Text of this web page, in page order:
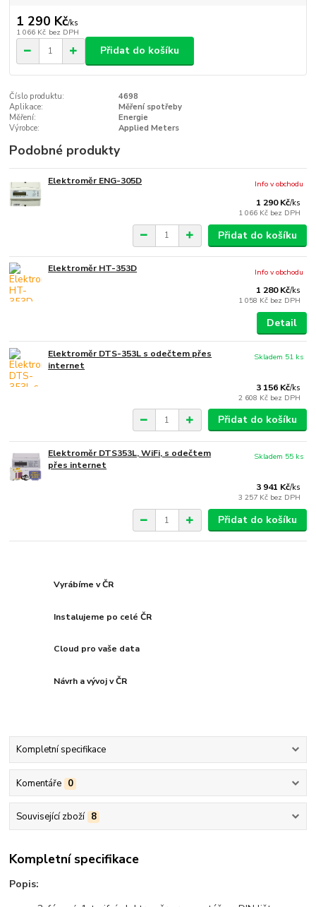
1 290 Kč/ks
1 066 Kč bez DPH
Přidat do košíku
Číslo produktu:
4698
Aplikace:
Měření spotřeby
Měření:
Energie
Výrobce:
Applied Meters
Podobné produkty
Elektroměr ENG-305D
1 290 Kč/ks
1 066 Kč bez DPH
Info v obchodu
Přidat do košíku
Elektroměr HT-353D
1 280 Kč/ks
1 058 Kč bez DPH
Info v obchodu
Detail
Elektroměr DTS-353L s odečtem přes
internet
3 156 Kč/ks
2 608 Kč bez DPH
Skladem 51 ks
Přidat do košíku
Elektroměr DTS353L, WiFi, s odečtem
přes internet
3 941 Kč/ks
3 257 Kč bez DPH
Skladem 55 ks
Přidat do košíku
Vyrábíme v ČR
Instalujeme po celé ČR
Cloud pro vaše data
Návrh a vývoj v ČR
Kompletní specifikace
Komentáře 0
Související zboží 8
Kompletní specifikace
Popis: